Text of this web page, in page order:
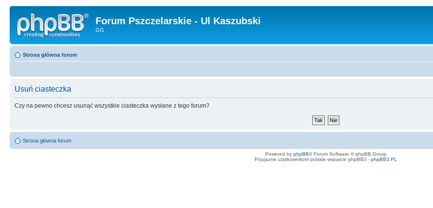
Forum Pszczelarskie - Ul Kaszubski
GG
Strona główna forum
Usuń ciasteczka
Czy na pewno chcesz usunąć wszystkie ciasteczka wysłane z tego forum?
Strona główna forum
Powered by phpBB® Forum Software © phpBB Group
Przyjazne użytkownikom polskie wsparcie phpBB3 - phpBB3.PL